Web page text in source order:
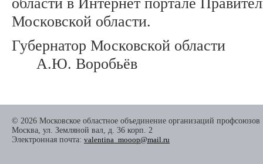
Московской области.
Губернатор
А.Ю. Воробьёв
© 2026 Московское областное объединение организаций профсоюзов
Москва, ул. Земляной вал, д. 36 корп. 2
Электронная почта: valentina_mooop@mail.ru